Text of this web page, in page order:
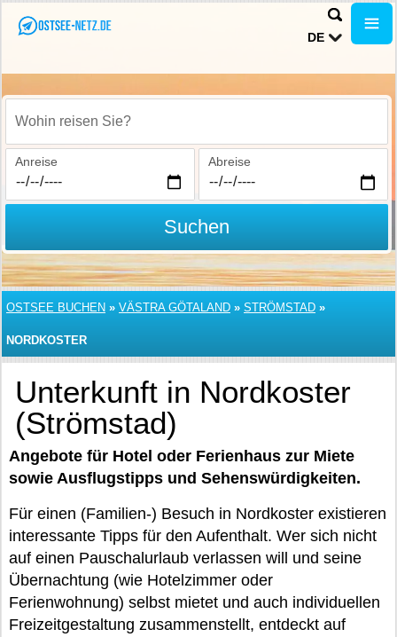
DE
Wohin reisen Sie?
Anreise Abreise
Suchen
OSTSEE BUCHEN » VÄSTRA GÖTALAND » STRÖMSTAD »
NORDKOSTER
Unterkunft in Nordkoster
(Strömstad)
Angebote für Hotel oder Ferienhaus zur Miete
sowie Ausflugstipps und Sehenswürdigkeiten.
Für einen (Familien-) Besuch in Nordkoster existieren
interessante Tipps für den Aufenthalt. Wer sich nicht
auf einen Pauschalurlaub verlassen will und seine
Übernachtung (wie Hotelzimmer oder
Ferienwohnung) selbst mietet und auch individuellen
Freizeitgestaltung zusammenstellt, entdeckt auf